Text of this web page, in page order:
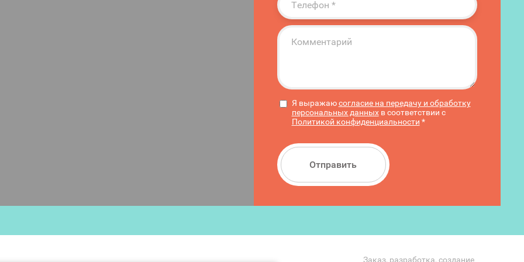
Я выражаюсогласие на передачу и обработку
персональных данныхв соответствии с
Политикой конфиденциальности *
Отправить
Заказ, разработка,создание